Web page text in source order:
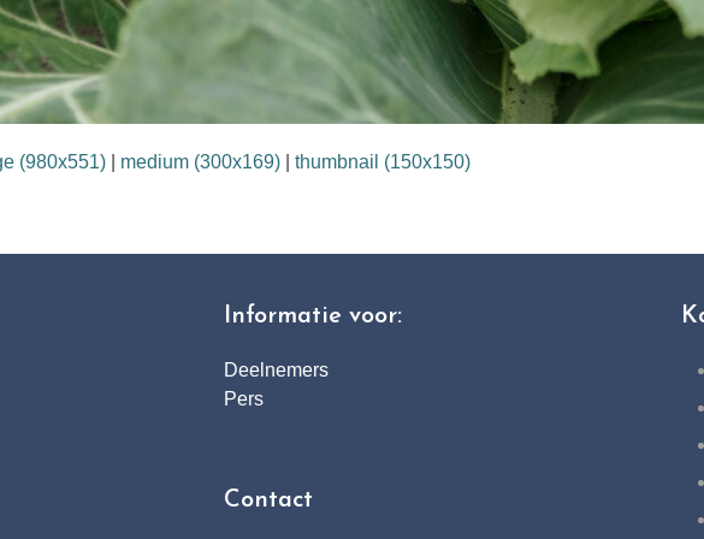
(980x551) medium (300x169) |thumbnail (150x150)
Informatie voor:
Deelnemers
Pers
Contact